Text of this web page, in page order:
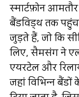
स्मार्टफ़ोन
बैंडविड्थ तक
जुड़ते हैं, जो कि
लिए, सैमसंग ने
एयरटेल और
जहां विभिन्न बैंडों